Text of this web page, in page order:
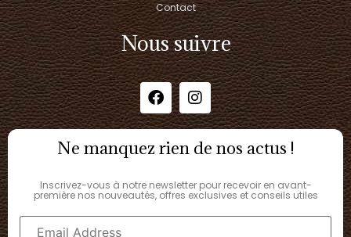
Contact
Nous suivre
Ne manquez rien de nos actus !
Inscrivez-vous à notre newsletter pour recevoir en avant-
première nos nouveautés, offres exclusives et conseils utiles